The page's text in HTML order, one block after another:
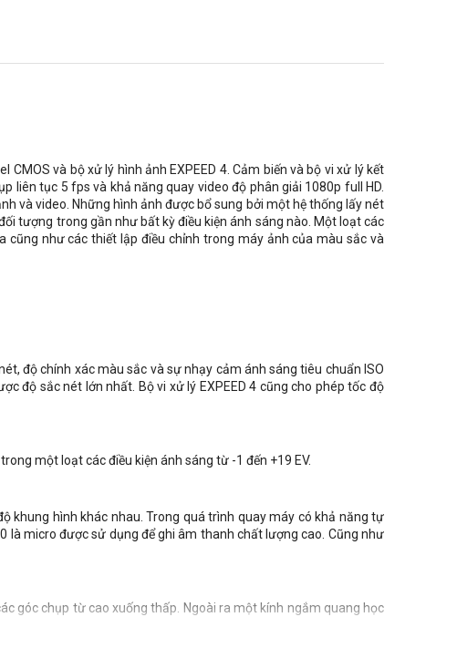
và bộ xử lý hình ảnh EXPEED 4. Cảm biến và bộ vi xử lý kết
liên tục 5 fps và khả năng quay video độ phân giải 1080p full HD.
và video. Những hình ảnh được bổ sung bởi một hệ thống lấy nét
tượng trong gần như bất kỳ điều kiện ánh sáng nào. Một loạt các
cũng như các thiết lập điều chỉnh trong máy ảnh của màu sắc và
độ chính xác màu sắc và sự nhạy cảm ánh sáng tiêu chuẩn ISO
độ sắc nét lớn nhất. Bộ vi xử lý EXPEED 4 cũng cho phép tốc độ
một loạt các điều kiện ánh sáng từ -1 đến +19 EV.
khung hình khác nhau. Trong quá trình quay máy có khả năng tự
là micro được sử dụng để ghi âm thanh chất lượng cao. Cũng như
góc chụp từ cao xuống thấp. Ngoài ra một kính ngắm quang học